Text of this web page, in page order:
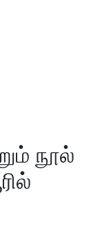
நூல்